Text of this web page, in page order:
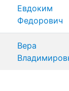
Евдоким
Федорович
Вера